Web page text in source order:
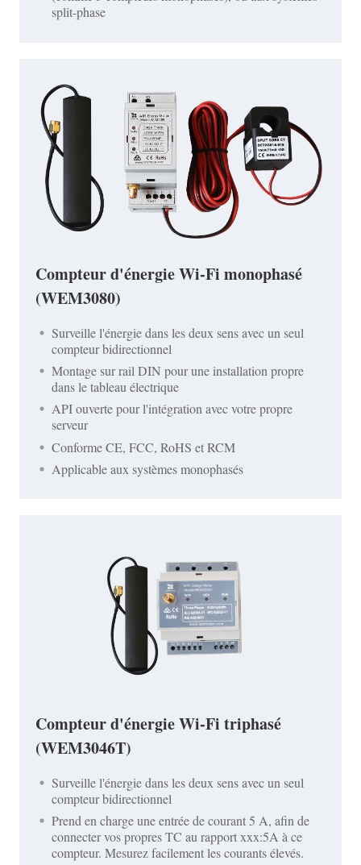
split-phase
Compteur d'énergie Wi-Fi monophasé
(WEM3080)
Surveille l'énergie dans les deux sens avec un seul
compteur bidirectionnel
Montage sur rail DIN pour une installation propre
dans le tableau électrique
API ouverte pour l'intégration avec votre propre
serveur
Conforme CE, FCC, RoHS et RCM
Applicable aux systèmes monophasés
Compteur d'énergie Wi-Fi triphasé
(WEM3046T)
Surveille l'énergie dans les deux sens avec un seul
compteur bidirectionnel
Prend en charge une entrée de courant 5 A, afin de
connecter vos propres TC au rapport xxx:5A à ce
compteur. Mesurez facilement les courants élevés.